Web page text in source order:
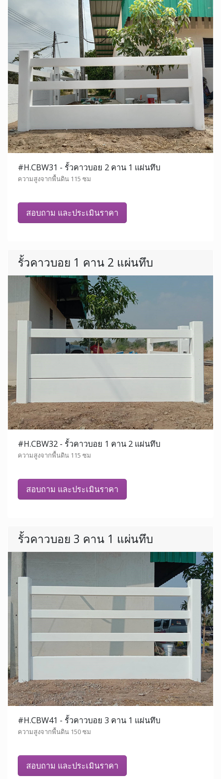
#H.CBW31 - รั้วคาวบอย 2 คาน 1 แผ่นทึบ
ความสูงจากพื้นดิน 115 ซม
สอบถาม และประเมินราคา
รั้วคาวบอย 1 คาน 2 แผ่นทึบ
#H.CBW32 - รั้วคาวบอย 1 คาน 2 แผ่นทึบ
ความสูงจากพื้นดิน 115 ซม
สอบถาม และประเมินราคา
รั้วคาวบอย 3 คาน 1 แผ่นทึบ
#H.CBW41 - รั้วคาวบอย 3 คาน 1 แผ่นทึบ
ความสูงจากพื้นดิน 150 ซม
สอบถาม และประเมินราคา